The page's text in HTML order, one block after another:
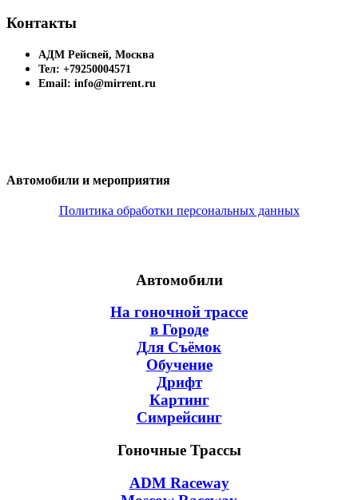
Контакты
АДМ Рейсвей, Москва
Тел: +79250004571
Email: info@mirrent.ru
Автомобили и мероприятия
Политика обработки персональных данных
Автомобили
На гоночной трассе
в Городе
Для Съёмок
Обучение
Дрифт
Картинг
Симрейсинг
Гоночные Трассы
ADM Raceway